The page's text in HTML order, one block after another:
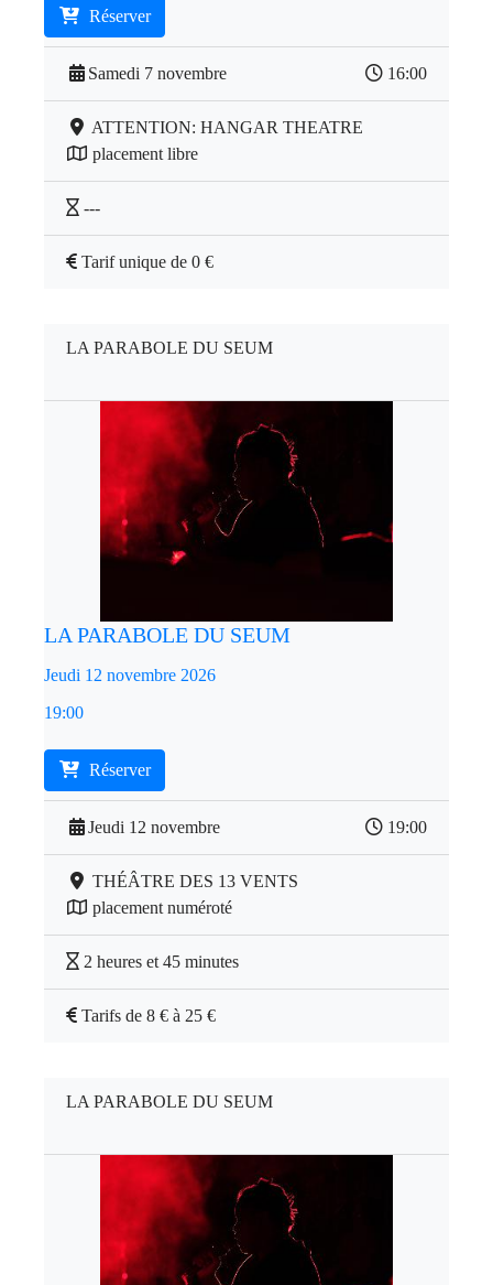
Réserver
Samedi 7 novembre 16:00
ATTENTION: HANGAR THEATRE
placement libre
---
Tarif unique de 0 €
LA PARABOLE DU SEUM
LA PARABOLE DU SEUM
Jeudi 12 novembre 2026
19:00
Réserver
Jeudi 12 novembre 19:00
THÉÂTRE DES 13 VENTS
placement numéroté
2 heures et 45 minutes
Tarifs de 8 € à 25 €
LA PARABOLE DU SEUM